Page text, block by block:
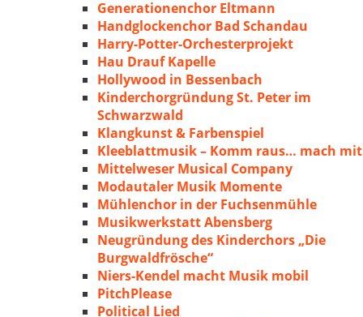
Generationenchor Eltmann
Handglockenchor Bad Schandau
Harry-Potter-Orchesterprojekt
Hau Drauf Kapelle
Hollywood in Bessenbach
Kinderchorgründung St. Peter im
Schwarzwald
Klangkunst & Farbenspiel
Kleeblattmusik – Komm raus… mach mit
Mittelweser Musical Company
Modautaler Musik Momente
Mühlenchor in der Fuchsenmühle
Musikwerkstatt Abensberg
Neugründung des Kinderchors „Die
Burgwaldfrösche“
Niers-Kendel macht Musik mobil
PitchPlease
Political Lied